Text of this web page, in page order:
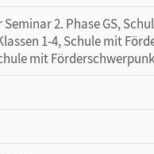
2. Phase GS,
1-4, Schule mit
mit